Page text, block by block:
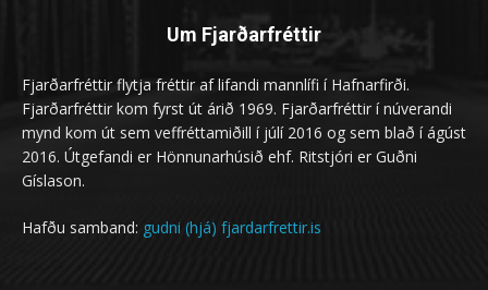
Um Fjarðarfréttir
Fjarðarfréttir flytja fréttir af lifandi mannlífi í Hafnarfirði.
Fjarðarfréttir kom fyrst út árið 1969. Fjarðarfréttir í núverandi
mynd kom út sem veffréttamiðill í júlí 2016 og sem blað í ágúst
2016. Útgefandi er Hönnunarhúsið ehf. Ritstjóri er Guðni
Gíslason.
Hafðu samband: gudni (hjá) fjardarfrettir.is